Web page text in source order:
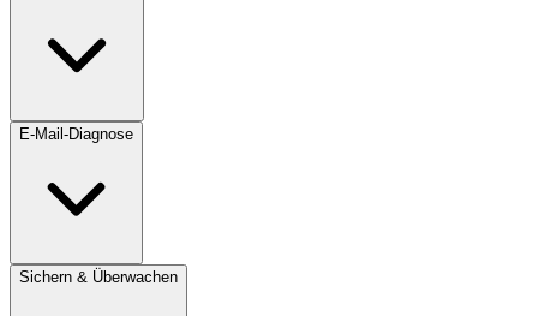
E-Mail-Diagnose
Sichern & Überwachen